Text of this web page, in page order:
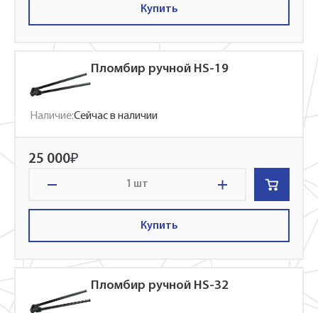
Купить
Пломбир ручной HS-19
Наличие:Сейчас в наличии
25 000₽
шт
Купить
Пломбир ручной HS-32